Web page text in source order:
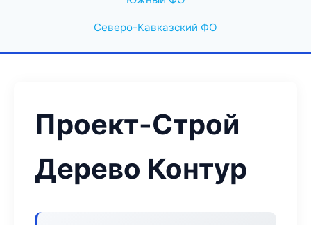
Северо-Кавказский ФО
Проект-Строй
Дерево Контур